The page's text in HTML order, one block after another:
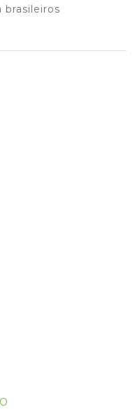
brasileiros